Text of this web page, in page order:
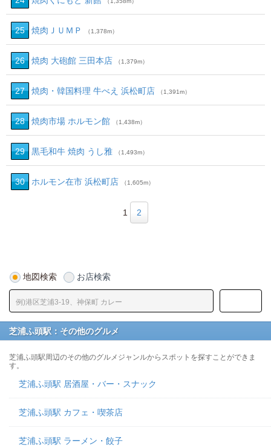
25 焼肉ＪＵＭＰ （1,378m）
26 焼肉 大砲館 三田本店 （1,379m）
27 焼肉・韓国料理 牛べえ 浜松町店 （1,391m）
28 焼肉市場 ホルモン館 （1,438m）
29 黒毛和牛 焼肉 うし雅 （1,493m）
30 ホルモン在市 浜松町店 （1,605m）
1 2
地図検索 お店検索
芝浦ふ頭駅：その他のグルメ
芝浦ふ頭駅周辺のその他のグルメジャンルからスポットを探すことができま
す。
芝浦ふ頭駅 居酒屋・バー・スナック
芝浦ふ頭駅 カフェ・喫茶店
芝浦ふ頭駅 ラーメン・餃子